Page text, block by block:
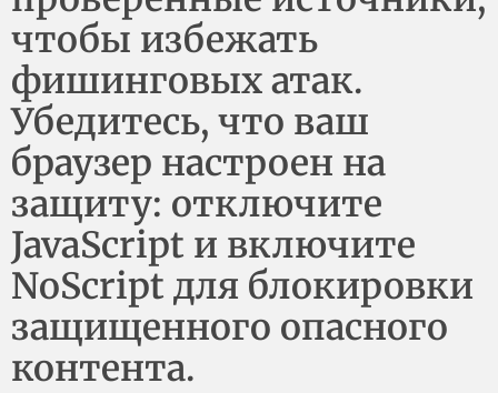
чтобы избежать
фишинговых атак.
Убедитесь, что ваш
браузер настроен на
защиту: отключите
JavaScript и включите
NoScript для блокировки
защищенного опасного
контента.